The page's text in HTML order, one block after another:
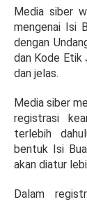
Media siber
mengenai Isi
dengan
dan Kode Etik
dan jelas.
Media siber
registrasi
terlebih
bentuk Isi
akan diatur
Dalam